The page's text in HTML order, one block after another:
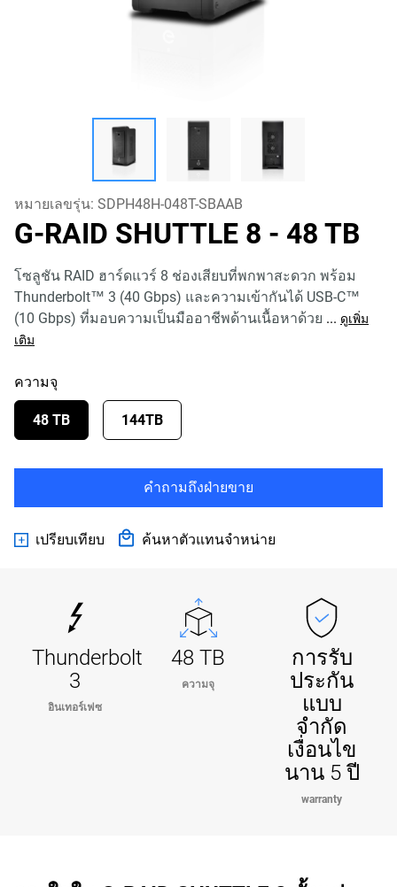
หมายเลขรุ่น: SDPH48H-048T-SBAAB
G-RAID SHUTTLE 8 - 48 TB
โซลูชัน RAID ฮาร์ดแวร์ 8 ช่องเสียบที่พกพาสะดวก พร้อม
Thunderbolt™ 3 (40 Gbps) และความเข้ากันได้ USB-C™
(10 Gbps) ที่มอบความเป็นมืออาชีพด้านเนื้อหาด้วย ... ดูเพิ่ม
เติม
ความจุ
48 TB 144TB
คำถามถึงฝ่ายขาย
เปรียบเทียบ ค้นหาตัวแทนจำหน่าย
Thunderbolt
3
อินเทอร์เฟซ
48 TB
ความจุ
การรับ
ประกัน
แบบ
จำกัด
เงื่อนไข
นาน 5 ปี
warranty